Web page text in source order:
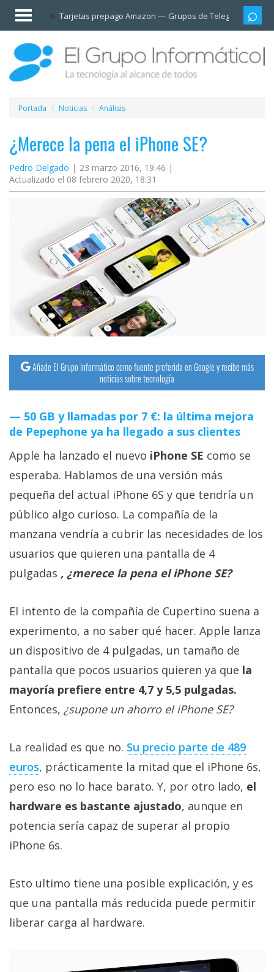
Tarjetas prepago Amazon Grupos de Telegram
Invitado
Iniciar
sesión /
Registrarse
Esenciales
Móviles
Ofertas
Apps
Plataformas
streaming
Operadores
Ciberseguridad
Sistemas
operativos
Profesional
+
Más
temas
Sorteos
Foros
/
Sobre
/
Publicidad
/
Cambiar
opciones
de
privacidad
/
Legal
comunicación
Portada Noticias Análisis
¿Merece la pena el iPhone SE?
Pedro Delgado
23 marzo 2016, 19:46 |
Actualizado el 08 febrero 2020, 18:31
Añade El Grupo Informático como fuente preferida en Google y recibe más
noticias sobre tecnología
50 GB y llamadas por 7 €: la última mejora
de Pepephone ya ha llegado a sus clientes
Apple ha lanzado el nuevo iPhone SE como se
esperaba. Hablamos de una versión más
pequeña del actual iPhone 6S y que tendría un
público algo curioso. La compañía de la
manzana vendría a cubrir las necesidades de los
usuarios que quieren una pantalla de 4
pulgadas , ¿merece la pena el iPhone SE?
El intento de la compañía de Cupertino suena a
experimento, a no saber qué hacer. Apple lanza
un dispositivo de 4 pulgadas, un tamaño de
pantalla que pocos usuarios quieren ya que la
mayoría prefiere entre 4,7 y 5,5 pulgadas.
Entonces, ¿supone un ahorro el iPhone SE?
La realidad es que no. Su precio parte de 489
euros, prácticamente la mitad que el iPhone 6s,
pero eso no lo hace barato. Y, por otro lado, el
hardware es bastante ajustado, aunque en
potencia sería capaz de superar al propio
iPhone 6s.
Esto ultimo tiene una posible explicación, y es
que una pantalla más reducida puede permitir
liberar carga al hardware.